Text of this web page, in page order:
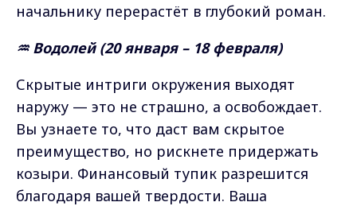
начальнику перерастёт в глубокий роман.
♒ Водолей (20 января – 18 февраля)
Скрытые интриги окружения выходят
наружу — это не страшно, а освобождает.
Вы узнаете то, что даст вам скрытое
преимущество, но рискнете придержать
козыри. Финансовый тупик разрешится
благодаря вашей твердости. Ваша